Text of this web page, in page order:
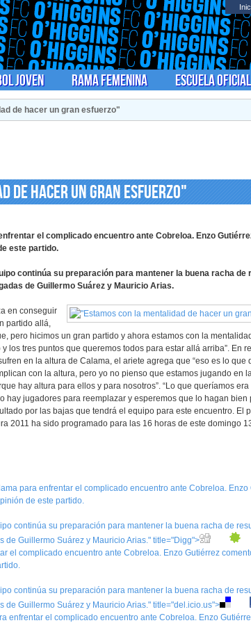
Joven Rama Femenina Escuela Oficial
de hacer un gran esfuerzo"
de hacer un gran esfuerzo"
el complicado encuentro ante Cobreloa. Enzo
este partido.
continúa su preparación para mantener la buena racha de
de Guillermo Suárez y Mauricio Arias.
en conseguir
partido allá,
pero hicimos un gran partido y ahora estamos con la
los tres puntos que queremos todos para estar allá arriba”. En
en la altura de Calama, el ariete agrega que “eso es lo que
con la altura, pero yo no pienso que estamos jugando en
hay altura para ellos y para nosotros”. “Lo que queríamos
hay jugadores para reemplazar y esperemos que lo hagan bien
por las bajas que tendrá el equipo para este encuentro. El
2011 ha sido programado para las 16 horas de este domingo
para enfrentar el complicado encuentro ante Cobreloa. Enzo
de este partido.
continúa su preparación para mantener la buena racha de
Guillermo Suárez y Mauricio Arias." title="Digg">
el complicado encuentro ante Cobreloa. Enzo Gutiérrez
continúa su preparación para mantener la buena racha de
Guillermo Suárez y Mauricio Arias." title="del.icio.us">
enfrentar el complicado encuentro ante Cobreloa. Enzo